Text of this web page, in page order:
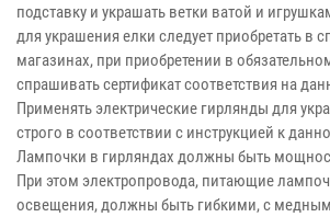
подставку и украшать ветки ватой и
для украшения елки следует приобретать в
магазинах, при приобретении в
спрашивать сертификат соответствия на
Применять электрические гирлянды для
строго в соответствии с инструкцией к
Лампочки в гирляндах должны быть
При этом электропровода, питающие
освещения, должны быть гибкими, с